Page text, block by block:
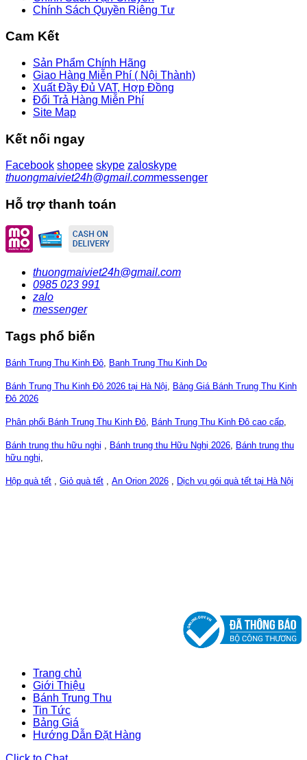
Chính Sách Quyền Riêng Tư
Cam Kết
Sản Phẩm Chính Hãng
Giao Hàng Miễn Phí ( Nội Thành)
Xuất Đầy Đủ VAT, Hợp Đồng
Đổi Trả Hàng Miễn Phí
Site Map
Kết nối ngay
Facebook shopee skype zaloskype
thuongmaiviet24h@gmail.commessenger
Hỗ trợ thanh toán
thuongmaiviet24h@gmail.com
0985 023 991
zalo
messenger
Tags phổ biến
Bánh Trung Thu Kinh Đô, Banh Trung Thu Kinh Do
Bánh Trung Thu Kinh Đô 2026 tại Hà Nội, Bảng Giá Bánh Trung Thu Kinh
Đô 2026
Phân phối Bánh Trung Thu Kinh Đô, Bánh Trung Thu Kinh Đô cao cấp,
Bánh trung thu hữu nghị , Bánh trung thu Hữu Nghị 2026, Bánh trung thu
hữu nghị,
Hộp quà tết , Giỏ quà tết , An Orion 2026 , Dịch vụ gói quà tết tại Hà Nội
Trang chủ
Giới Thiệu
Bánh Trung Thu
Tin Tức
Bảng Giá
Hướng Dẫn Đặt Hàng